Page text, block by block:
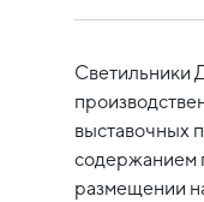
Светильники
выставочных
содержанием
размещении